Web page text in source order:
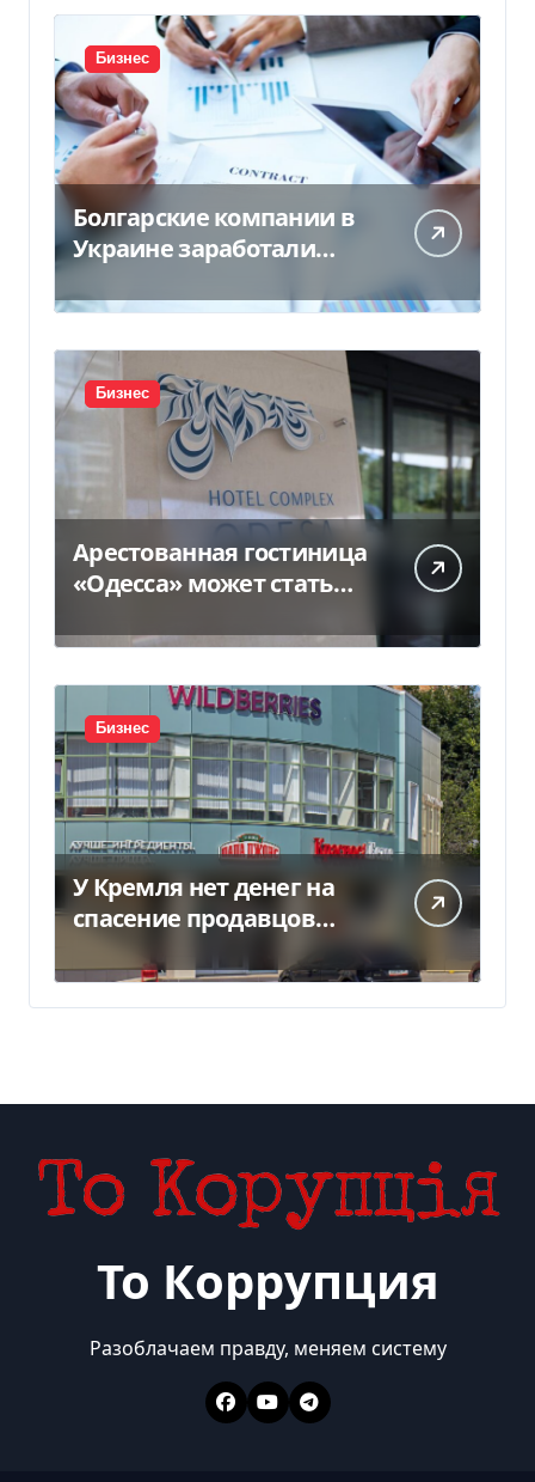
Бизнес
Болгарские компании в
Украине заработали
кто в лидерах
Бизнес
Арестованная гостиница
«Одесса» может стать
Бизнес
У Кремля нет денег на
спасение продавцов
Wildberries после атак
дронов
То Коррупция
Разоблачаем правду, меняем систему